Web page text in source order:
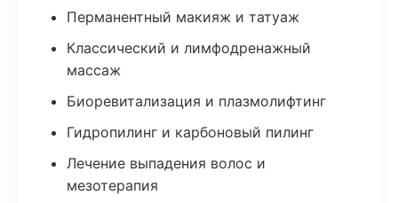
Перманентный макияж и татуаж
Классический и лимфодренажный
массаж
Биоревитализация и плазмолифтинг
Гидропилинг и карбоновый пилинг
Лечение выпадения волос и
мезотерапия